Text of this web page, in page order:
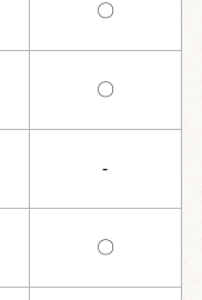
〇
〇
-
〇